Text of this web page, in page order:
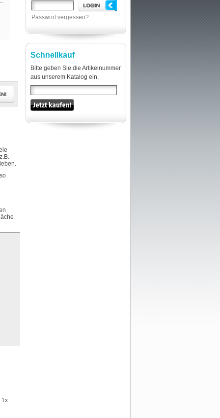
1x
Passwort vergessen?
Schnellkauf
Bitte geben Sie die Artikelnummer
aus unserem Katalog ein.